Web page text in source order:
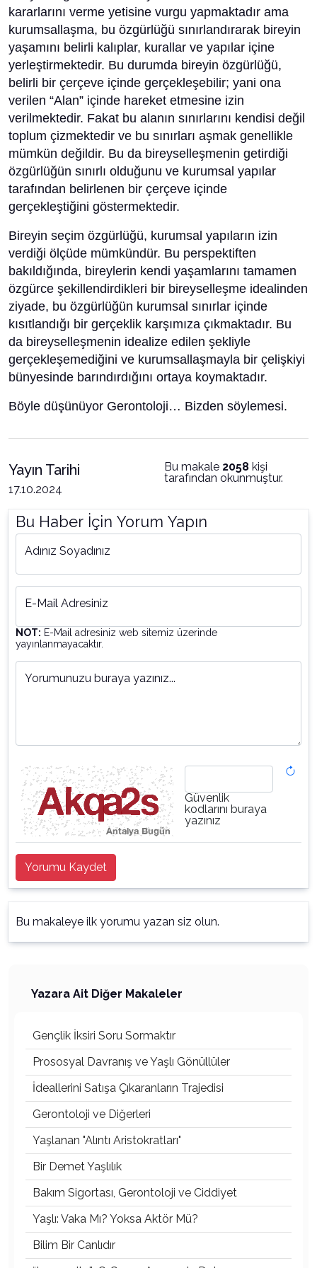
kararlarını verme yetisine vurgu yapmaktadır ama
kurumsallaşma, bu özgürlüğü sınırlandırarak bireyin
yaşamını belirli kalıplar, kurallar ve yapılar içine
yerleştirmektedir. Bu durumda bireyin özgürlüğü,
belirli bir çerçeve içinde gerçekleşebilir; yani ona
verilen “Alan” içinde hareket etmesine izin
verilmektedir. Fakat bu alanın sınırlarını kendisi değil
toplum çizmektedir ve bu sınırları aşmak genellikle
mümkün değildir. Bu da bireyselleşmenin getirdiği
özgürlüğün sınırlı olduğunu ve kurumsal yapılar
tarafından belirlenen bir çerçeve içinde
gerçekleştiğini göstermektedir.
Bireyin seçim özgürlüğü, kurumsal yapıların izin
verdiği ölçüde mümkündür. Bu perspektiften
bakıldığında, bireylerin kendi yaşamlarını tamamen
özgürce şekillendirdikleri bir bireyselleşme idealinden
ziyade, bu özgürlüğün kurumsal sınırlar içinde
kısıtlandığı bir gerçeklik karşımıza çıkmaktadır. Bu
da bireyselleşmenin idealize edilen şekliyle
gerçekleşemediğini ve kurumsallaşmayla bir çelişkiyi
bünyesinde barındırdığını ortaya koymaktadır.
Böyle düşünüyor Gerontoloji… Bizden söylemesi.
Yayın Tarihi
17.10.2024
Bu makale 2058 kişi
tarafından okunmuştur.
Bu Haber İçin Yorum Yapın
Adınız Soyadınız
E-Mail Adresiniz
NOT: E-Mail adresiniz web sitemiz üzerinde
yayınlanmayacaktır.
Yorumunuzu buraya yazınız...
Güvenlik
kodlarını buraya
yazınız
Yorumu Kaydet
Bu makaleye ilk yorumu yazan siz olun.
Yazara Ait Diğer Makaleler
Gençlik İksiri Soru Sormaktır
Prososyal Davranış ve Yaşlı Gönüllüler
İdeallerini Satışa Çıkaranların Trajedisi
Gerontoloji ve Diğerleri
Yaşlanan "Alıntı Aristokratları"
Bir Demet Yaşlılık
Bakım Sigortası, Gerontoloji ve Ciddiyet
Yaşlı: Vaka Mı? Yoksa Aktör Mü?
Bilim Bir Canlıdır